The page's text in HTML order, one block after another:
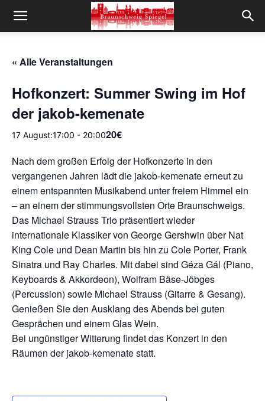
« Alle Veranstaltungen
Hofkonzert: Summer Swing im Hof
der jakob-kemenate
17 August:17:00 - 20:0020€
Nach dem großen Erfolg der Hofkonzerte in den
vergangenen Jahren lädt die jakob-kemenate erneut zu
einem entspannten Musikabend unter freiem Himmel ein
– an einem der stimmungsvollsten Orte Braunschweigs.
Das Michael Strauss Trio präsentiert wieder
internationale Klassiker von George Gershwin über Nat
King Cole und Dean Martin bis hin zu Cole Porter, Frank
Sinatra und Ray Charles. Mit dabei sind Géza Gál (Piano,
Keyboards & Akkordeon), Wolfram Bäse-Jöbges
(Percussion) sowie Michael Strauss (Gitarre & Gesang).
Genießen Sie den Ausklang des Abends bei guten
Gesprächen und einem Glas Wein.
Bei ungünstiger Witterung findet das Konzert in den
Räumen der jakob-kemenate statt.